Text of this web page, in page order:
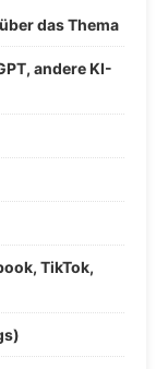
das Thema
andere KI-
TikTok,